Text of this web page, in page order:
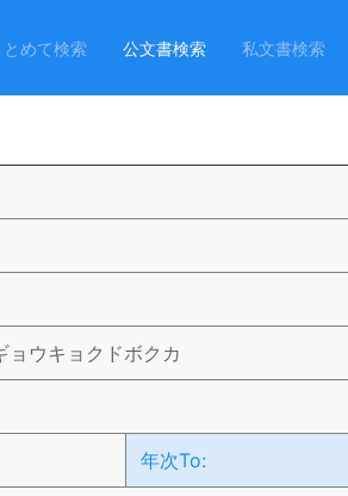
とめて検索 公文書検索 私文書検索
ョウキョクドボクカ
年次To: